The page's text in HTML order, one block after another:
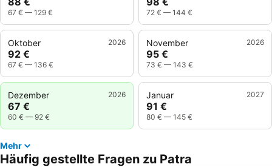
67 € — 129 € 72 € — 144 €
Oktober 2026
92 €
67 € — 136 €
November 2026
95 €
73 € — 143 €
Dezember 2026
67 €
60 € — 92 €
Januar 2027
91 €
80 € — 145 €
Mehr
Häufig gestellte Fragen zu Patra